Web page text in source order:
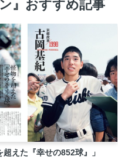
』おすすめ記事
えた『幸せの852球』」